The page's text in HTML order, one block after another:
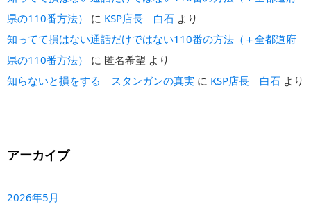
県の110番方法）
に KSP店長 白石 より
知ってて損はない通話だけではない110番の方法（＋全都道府
県の110番方法）
に 匿名希望 より
知らないと損をする スタンガンの真実 に KSP店長 白石 より
アーカイブ
2026年5月